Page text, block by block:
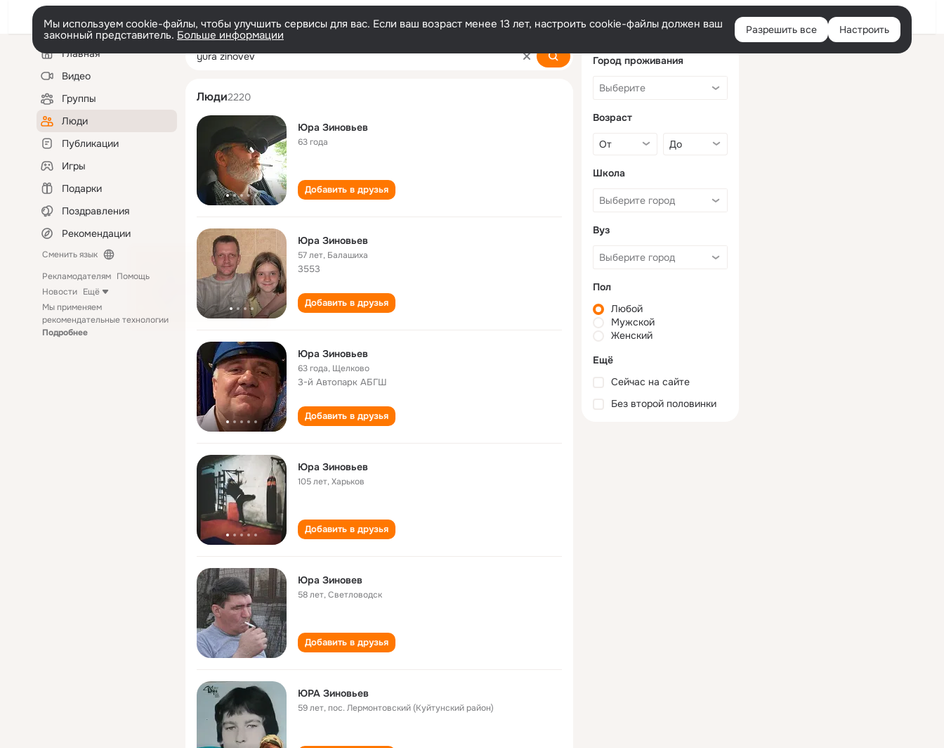
Войти
Мы используем cookie-файлы, чтобы улучшить сервисы для вас. Если ваш возраст менее 13 лет, настроить cookie-файлы должен ваш
законный представитель. Больше информации Разрешить все Настроить
Левая
колонкаГлавная
Видео
Группы
Люди
Публикации
Игры
Подарки
Поздравления
Рекомендации
Сменить язык
Рекламодателям Помощь
Новости Ещё
Мы применяем
рекомендательные технологии
Подробнее
yura zinovev
Люди2220
Юра Зиновьев
63 года
Добавить в друзья
Юра Зиновьев
57 лет, Балашиха
3553
Добавить в друзья
Юра Зиновьев
63 года, Щелково
3-й Автопарк АБГШ
Добавить в друзья
Юра Зиновьев
105 лет,Харьков
Добавить в друзья
Юра Зиновев
58 лет,Светловодск
Добавить в друзья
ЮРА Зиновьев
59 лет,пос. Лермонтовский (Куйтунский район)
Город проживания
Возраст
Школа
Вуз
Пол
Любой
Мужской
Женский
Ещё
Сейчас на сайте
Без второй половинки